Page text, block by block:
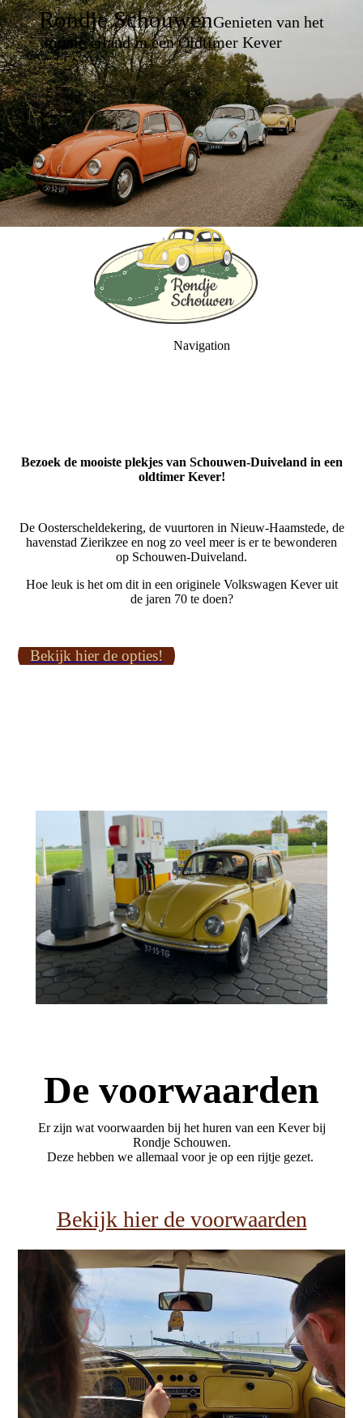
Rondje SchouwenGenieten van het
mooie eiland in een Oldtimer Kever
Navigation
Bezoek de mooiste plekjes van Schouwen-Duiveland in een
oldtimer Kever!
De Oosterscheldekering, de vuurtoren in Nieuw-Haamstede, de
havenstad Zierikzee en nog zo veel meer is er te bewonderen
op Schouwen-Duiveland.
Hoe leuk is het om dit in een originele Volkswagen Kever uit
de jaren 70 te doen?
Bekijk hier de opties!
De voorwaarden
Er zijn wat voorwaarden bij het huren van een Kever bij
Rondje Schouwen.
Deze hebben we allemaal voor je op een rijtje gezet.
Bekijk hier de voorwaarden